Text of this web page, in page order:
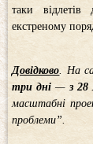
таки відлетів
екстреному
Довідково . На
три дні — з 28
масштабні
проблеми”.